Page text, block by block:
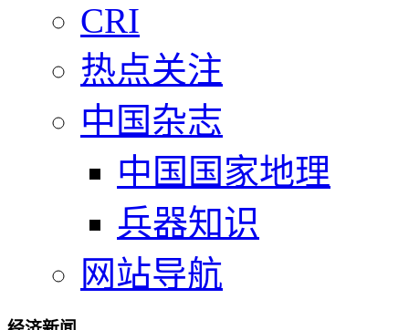
CRI
热点关注
中国杂志
中国国家地理
兵器知识
网站导航